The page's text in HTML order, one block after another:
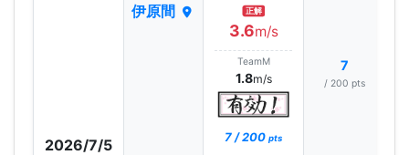
2026/7/5
伊原間 正解
3.6m/s
TeamM
1.8m/s
7 / 200 pts
7
/ 200 pts